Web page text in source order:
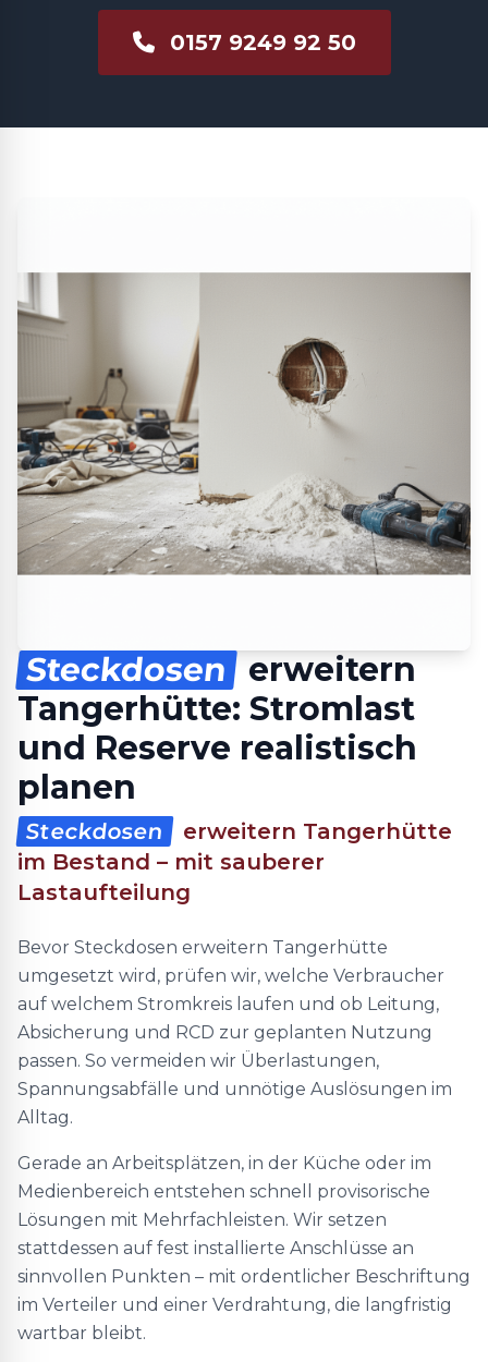
0157 9249 92 50
Steckdosen
erweitern
Tangerhütte: Stromlast
und Reserve realistisch
planen
Steckdosen
erweitern Tangerhütte
im Bestand – mit sauberer
Lastaufteilung
Bevor Steckdosen erweitern Tangerhütte
umgesetzt wird, prüfen wir, welche Verbraucher
auf welchem Stromkreis laufen und ob Leitung,
Absicherung und RCD zur geplanten Nutzung
passen. So vermeiden wir Überlastungen,
Spannungsabfälle und unnötige Auslösungen im
Alltag.
Gerade an Arbeitsplätzen, in der Küche oder im
Medienbereich entstehen schnell provisorische
Lösungen mit Mehrfachleisten. Wir setzen
stattdessen auf fest installierte Anschlüsse an
sinnvollen Punkten – mit ordentlicher Beschriftung
im Verteiler und einer Verdrahtung, die langfristig
wartbar bleibt.